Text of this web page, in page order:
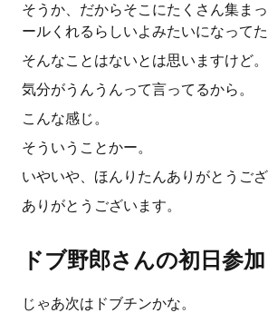
そうか、だからそこにたくさん集ま
ールくれるらしいよみたいになってた
そんなことはないとは思いますけど。
気分がうんうんって言ってるから。
こんな感じ。
そういうことかー。
いやいや、ほんりたんありがとうござ
ありがとうございます。
ドブ野郎さんの初日参
じゃあ次はドブチンかな。